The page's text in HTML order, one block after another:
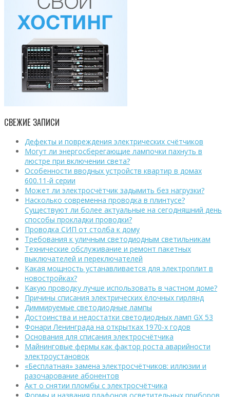
СВЕЖИЕ ЗАПИСИ
Дефекты и повреждения электрических счётчиков
Могут ли энергосберегающие лампочки пахнуть в
люстре при включении света?
Особенности вводных устройств квартир в домах
600.11-й серии
Может ли электросчётчик задымить без нагрузки?
Насколько современна проводка в плинтусе?
Существуют ли более актуальные на сегодняшний день
способы прокладки проводки?
Проводка СИП от столба к дому
Требования к уличным светодиодным светильникам
Технические обслуживание и ремонт пакетных
выключателей и переключателей
Какая мощность устанавливается для электроплит в
новостройках?
Какую проводку лучше использовать в частном доме?
Причины списания электрических ёлочных гирлянд
Диммируемые светодиодные лампы
Достоинства и недостатки светодиодных ламп GX 53
Фонари Ленинграда на открытках 1970-х годов
Основания для списания электросчётчика
Майнинговые фермы как фактор роста аварийности
электроустановок
«Бесплатная» замена электросчётчиков: иллюзии и
разочарование абонентов
Акт о снятии пломбы с электросчётчика